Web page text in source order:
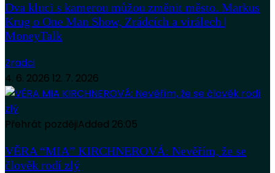
Dva kluci s kamerou můžou změnit město. Markus
Krug o One Man Show, Zrádcích a virálech |
MoneyTalk
Zradci
4. 6. 2026 12. 7. 2026
Přehrát pozdějiAdded 26:05
VĚRA “MIA” KIRCHNEROVÁ: Nevěřím, že se
člověk rodí zlý